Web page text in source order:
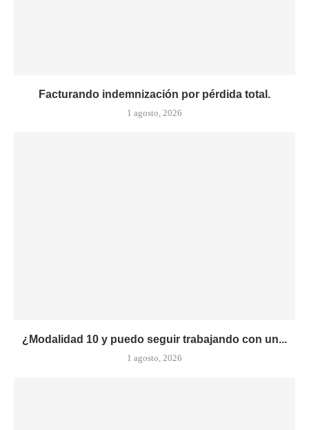
Facturando indemnización por pérdida total.
1 agosto, 2026
¿Modalidad 10 y puedo seguir trabajando con un...
1 agosto, 2026